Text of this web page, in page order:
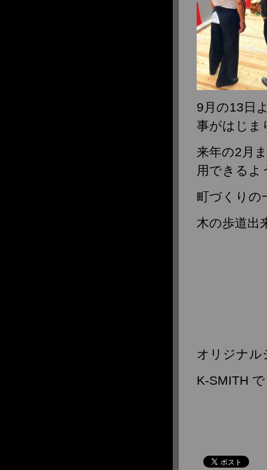
9月の13日
事がはじま
来年の2月
用できるよ
町づくりの
木の歩道出
オリジナル
K-SMITH